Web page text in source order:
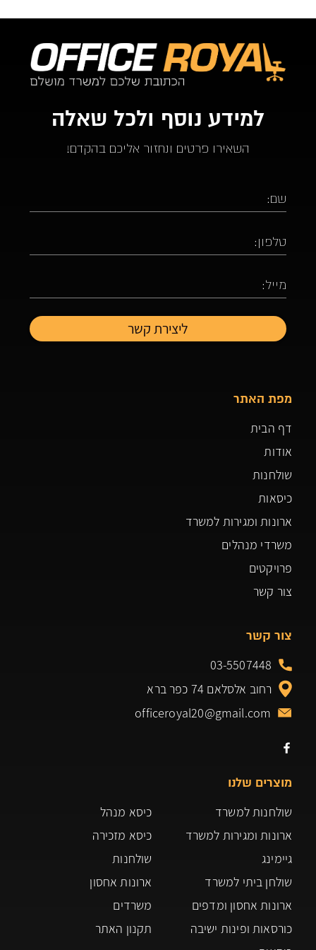
למידע נוסף ולכל שאלה
השאירו פרטים ונחזור אליכם בהקדם!
מפת האתר
דף הבית
אודות
שולחנות
כיסאות
ארונות ומגירות למשרד
משרדי מנהלים
פרויקטים
צור קשר
מוצרים שלנו
שולחנות למשרד
ארונות ומגירות למשרד
גיימינג
שולחן ביתי למשרד
ארונות אחסון ומדפים
כורסאות ופינות ישיבה
כיסא מנהל
כיסא מזכירה
שולחנות
ארונות אחסון
משרדים
תקנון האתר
צור קשר
03-5507448
רחוב אלסלאם 74 כפר ברא
officeroyal20@gmail.com